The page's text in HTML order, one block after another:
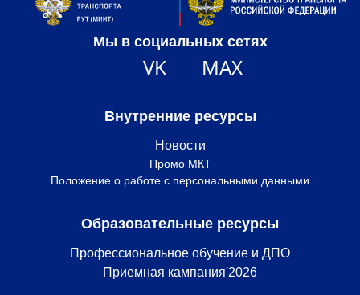
Мы в социальных сетях
VK MAX
Внутренние ресурсы
Новости
Промо МКТ
Положение о работе с персональными данными
Образовательные ресурсы
Профессиональное обучение и ДПО
Приемная кампания'2026